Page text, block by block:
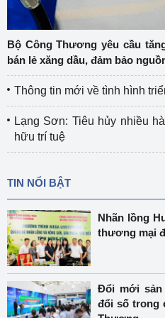
Bộ Công Thương yêu cầu
bán lẻ xăng dầu, đảm bảo
Thông tin mới về tình hình
Lạng Sơn: Tiêu hủy nhiều
hữu trí tuệ
TIN NỔI BẬT
Nhãn lồng
thương mại
Đổi mới sản
đổi số trong